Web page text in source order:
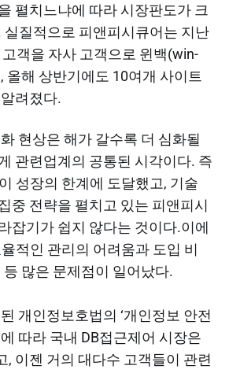
펼치느냐에 따라 시장판도가 크
실질적으로 피앤피시큐어는 지난
객을 자사 고객으로 윈백(win-
올해 상반기에도 10여개 사이트
려졌다.
현상은 해가 갈수록 더 심화될
관련업계의 공통된 시각이다. 즉
성장의 한계에 도달했고, 기술
중 전략을 펼치고 있는 피앤피시
잡기가 쉽지 않다는 것이다.이에
적인 관리의 어려움과 도입 비
많은 문제점이 일어났다.
개인정보호법의 ‘개인정보 안전
따라 국내 DB접근제어 시장은
, 이젠 거의 대다수 고객들이 관련